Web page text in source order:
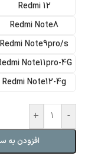
Redmi 12
Redmi Note8
Redmi Note9pro/s
Note11pro-4G
Redmi Note12-4g
-
+
افزودن به